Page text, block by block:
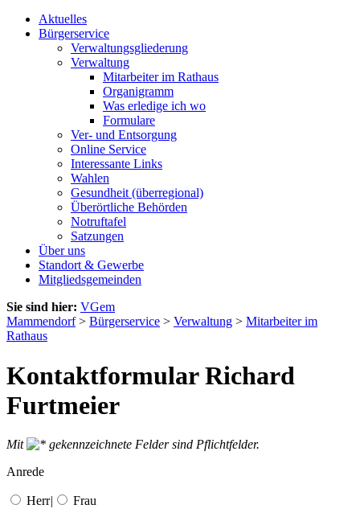
Aktuelles
Bürgerservice
Verwaltungsgliederung
Verwaltung
Mitarbeiter im Rathaus
Organigramm
Was erledige ich wo
Formulare
Ver- und Entsorgung
Online Service
Interessante Links
Wahlen
Gesundheit (überregional)
Überörtliche Behörden
Notruftafel
Satzungen
Über uns
Standort & Gewerbe
Mitgliedsgemeinden
Sie sind hier: VGem
Mammendorf> Bürgerservice > Verwaltung > Mitarbeiter im
Rathaus
Kontaktformular Richard
Furtmeier
Mit
gekennzeichnete Felder sind Pflichtfelder.
Anrede
Herr| Frau